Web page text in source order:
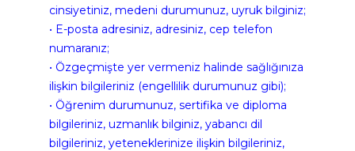
cinsiyetiniz, medeni durumunuz, uyruk bilginiz;
• E-posta adresiniz, adresiniz, cep telefon
numaranız;
• Özgeçmişte yer vermeniz halinde sağlığınıza
ilişkin bilgileriniz (engellilik durumunuz gibi);
• Öğrenim durumunuz, sertifika ve diploma
bilgileriniz, uzmanlık bilginiz, yabancı dil
bilgileriniz, yeteneklerinize ilişkin bilgileriniz,